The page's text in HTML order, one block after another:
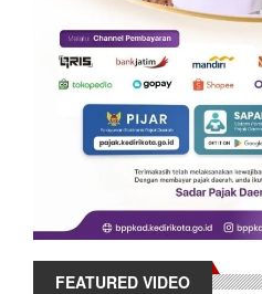
FEATURED VIDEO